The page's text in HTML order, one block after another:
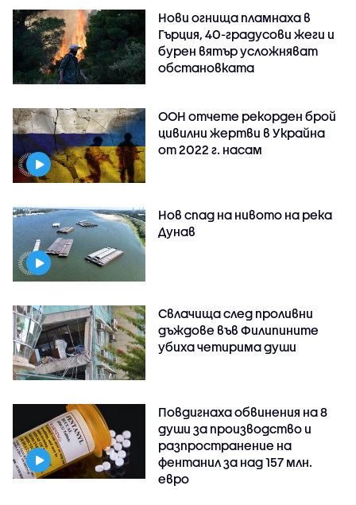
Нови огнища пламнаха в
Гърция, 40-градусови жеги и
бурен вятър усложняват
обстановката
ООН отчете рекорден брой
цивилни жертви в Украйна
от 2022 г. насам
Нов спад на нивото на река
Дунав
Свлачища след проливни
дъждове във Филипините
убиха четирима души
Повдигнаха обвинения на 8
души за производство и
разпространение на
фентанил за над 157 млн.
евро